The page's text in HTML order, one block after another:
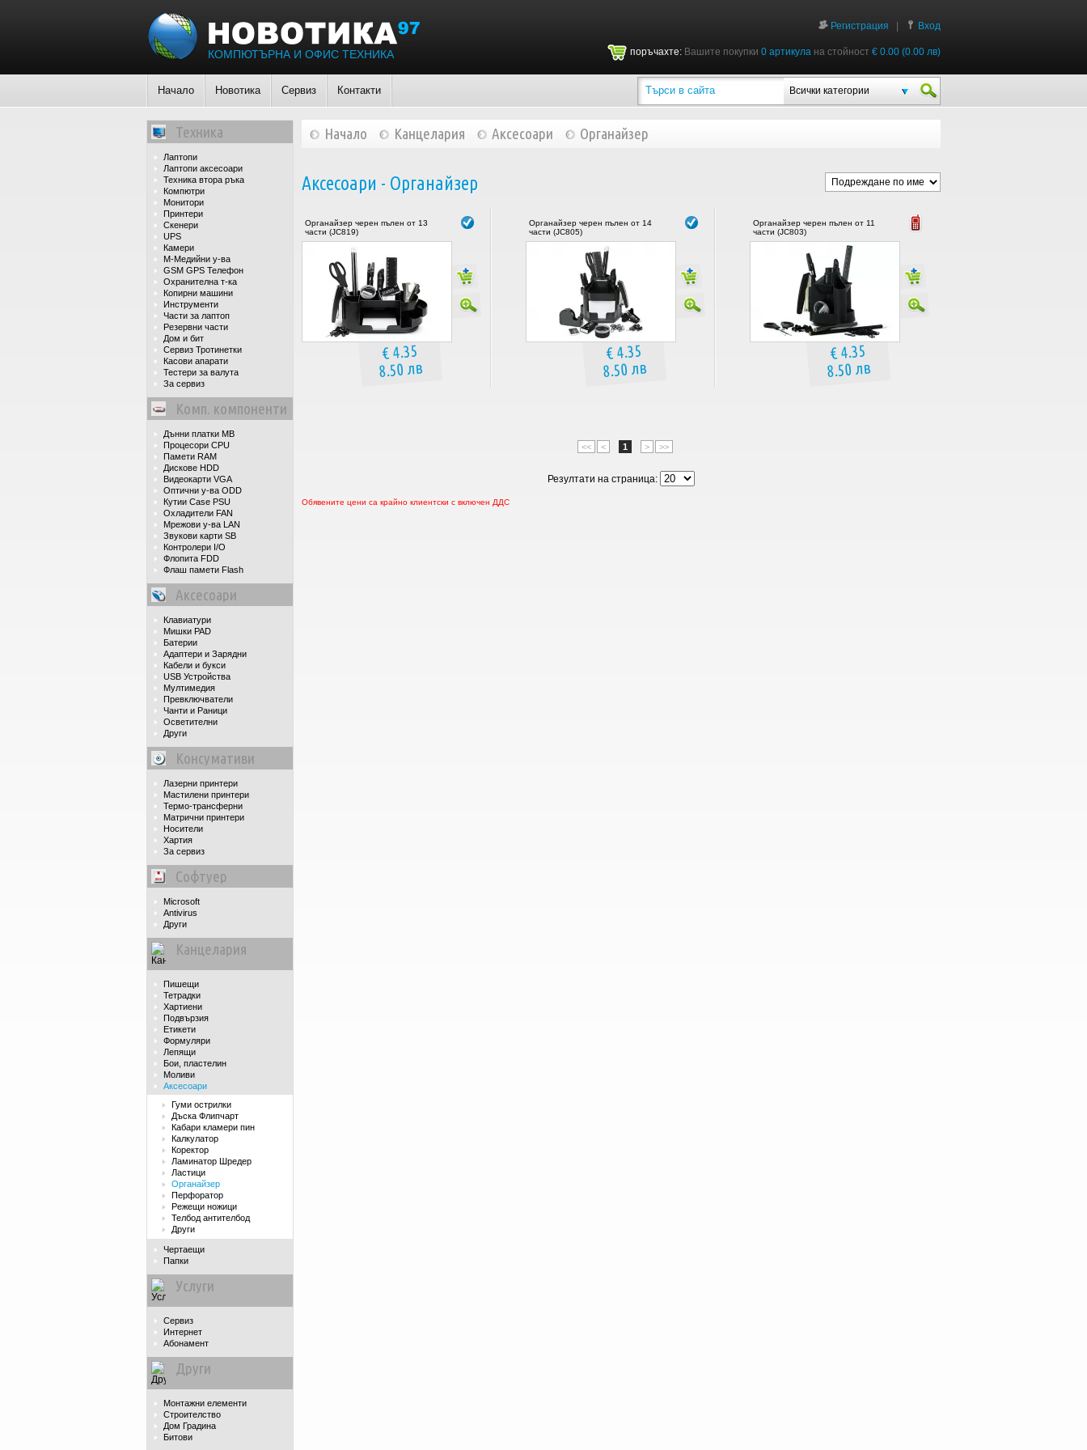
КОМПЮТЪРНА И ОФИС ТЕХНИКА
Регистрация Вход
поръчахте: Вашите покупки 0 артикула на стойност € 0.00 (0.00 лв)
Начало Новотика Сервиз Контакти Всички категории
Техника
Лаптопи
Лаптопи аксесоари
Техника втора ръка
Компютри
Монитори
Принтери
Скенери
UPS
Камери
М-Медийни у-ва
GSM GPS Телефон
Охранителна т-ка
Копирни машини
Инструменти
Части за лаптоп
Резервни части
Дом и бит
Сервиз Тротинетки
Касови апарати
Тестери за валута
За сервиз
Комп. компоненти
Дънни платки MB
Процесори CPU
Памети RAM
Дискове HDD
Видеокарти VGA
Оптични у-ва ODD
Кутии Case PSU
Охладители FAN
Мрежови у-ва LAN
Звукови карти SB
Контролери I/O
Флопита FDD
Флаш памети Flash
Аксесоари
Клавиатури
Мишки PAD
Батерии
Адаптери и Зарядни
Кабели и букси
USB Устройства
Мултимедия
Превключватели
Чанти и Раници
Осветителни
Други
Консумативи
Лазерни принтери
Мастилени принтери
Термо-трансферни
Матрични принтери
Носители
Хартия
За сервиз
Софтуер
Microsoft
Antivirus
Други
Канцелария
Пишещи
Тетрадки
Хартиени
Подвързия
Етикети
Формуляри
Лепящи
Бои, пластелин
Моливи
Аксесоари
Гуми острилки
Дъска Флипчарт
Кабари кламери пин
Калкулатор
Коректор
Ламинатор Шредер
Ластици
Органайзер
Перфоратор
Режещи ножици
Телбод антителбод
Други
Чертаещи
Папки
Услуги
Сервиз
Интернет
Абонамент
Други
Монтажни елементи
Строителство
Дом Градина
Битови
Начало Канцелария Аксесоари Органайзер
Аксесоари - Органайзер
Органайзер черен пълен от 13
части (JC819)
€ 4.35
8.50 лв
Органайзер черен пълен от 14
части (JC805)
€ 4.35
8.50 лв
Органайзер черен пълен от 11
части (JC803)
€ 4.35
8.50 лв
<< < 1 > >>
Резултати на страница:
Обявените цени са крайно клиентски с включен ДДС